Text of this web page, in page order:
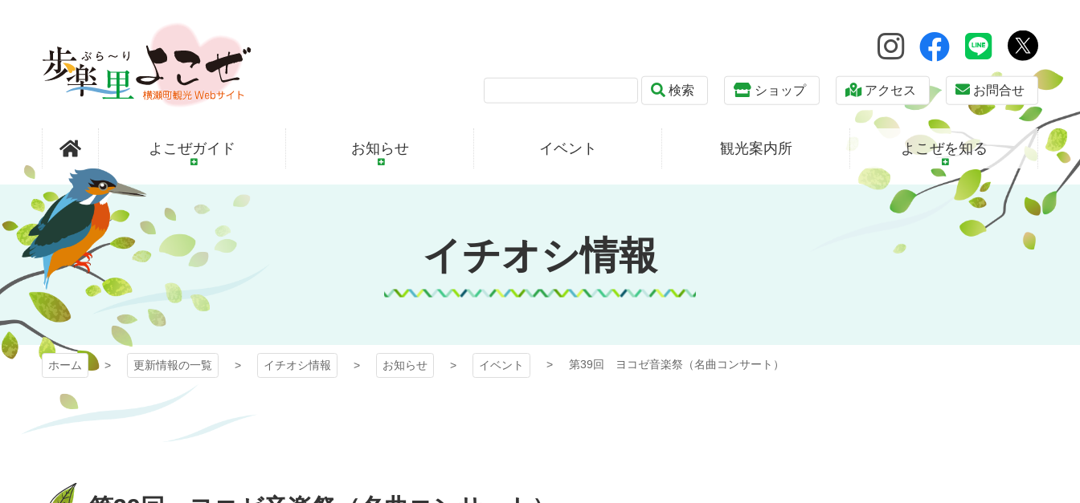
キ
プ
歩楽～里
（ぶら～
り）よこぜ
検索 ショップ アクセス お問合せ
よこぜガイド お知らせ イベント 観光案内所 よこぜを知る
イチオシ情報
ホーム 更新情報の一覧 イチオシ情報 お知らせ イベント 第39回 ヨコゼ音楽祭（名曲コンサート）